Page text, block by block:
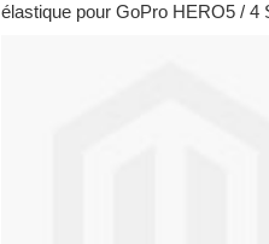
élastique pour GoPro HERO5 / 4